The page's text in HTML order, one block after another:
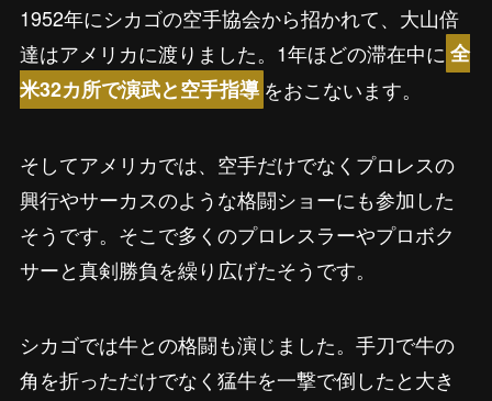
1952年にシカゴの空手協会から招かれて、大山倍
達はアメリカに渡りました。1年ほどの滞在中に 全
米32カ所で演武と空手指導 をおこないます。
そしてアメリカでは、空手だけでなくプロレスの
興行やサーカスのような格闘ショーにも参加した
そうです。そこで多くのプロレスラーやプロボク
サーと真剣勝負を繰り広げたそうです。
シカゴでは牛との格闘も演じました。手刀で牛の
角を折っただけでなく猛牛を一撃で倒したと大き